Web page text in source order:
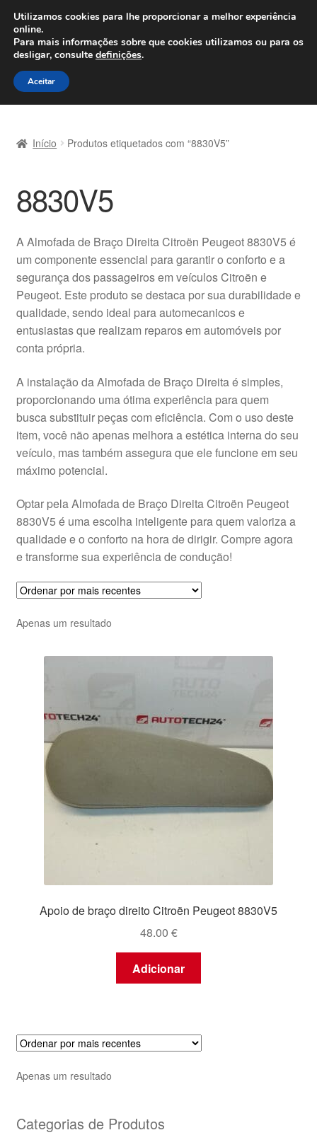
ENVIO a partir de 7 EUR
Seg-Sex, das 9h às 16h800 500 967
Ir
para
a
Saltar
para
o
Carrinho
Confira
Envio para todo o planeta
Minha conta
Pagamentos
Pagamentos
Política de Privacidade
Procedimento de Reclamação
Sobre nós
Termos e Condições
Transporte
Início Produtos etiquetados com “8830V5”
8830V5
A Almofada de Braço Direita Citroën Peugeot 8830V5 é
um componente essencial para garantir o conforto e a
segurança dos passageiros em veículos Citroën e
Peugeot. Este produto se destaca por sua durabilidade e
qualidade, sendo ideal para automecanicos e
entusiastas que realizam reparos em automóveis por
conta própria.
A instalação da Almofada de Braço Direita é simples,
proporcionando uma ótima experiência para quem
busca substituir peças com eficiência. Com o uso deste
item, você não apenas melhora a estética interna do seu
veículo, mas também assegura que ele funcione em seu
máximo potencial.
Optar pela Almofada de Braço Direita Citroën Peugeot
8830V5 é uma escolha inteligente para quem valoriza a
qualidade e o conforto na hora de dirigir. Compre agora
e transforme sua experiência de condução!
Apenas um resultado
Apoio de braço direito Citroën Peugeot 8830V5
48.00 €
Adicionar
Apenas um resultado
Categorias de Produtos
Utilizamos cookies para lhe proporcionar a melhor experiência
online.
Para mais informações sobre que cookies utilizamos ou para os
desligar, consulte definições.
Aceitar